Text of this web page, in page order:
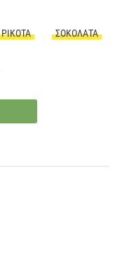
ΡΙΚΌΤΑ ΣΟΚΟΛΆΤΑ